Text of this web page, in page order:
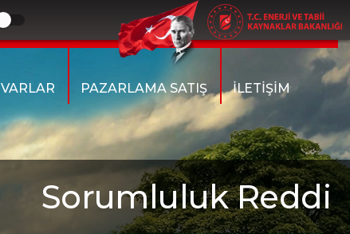
Sorumluluk Reddi
PAZARLAMA SATIŞ İLETİŞİM